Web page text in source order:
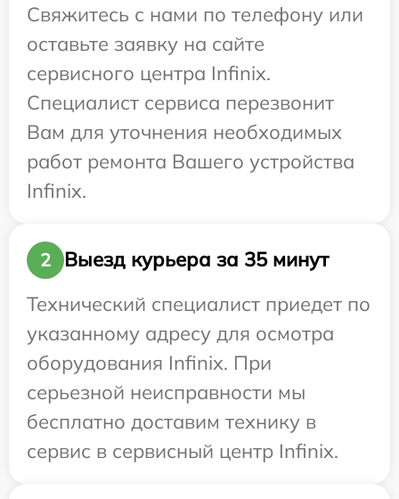
Свяжитесь с нами по телефону или
оставьте заявку на сайте
сервисного центра Infinix.
Специалист сервиса перезвонит
Вам для уточнения необходимых
работ ремонта Вашего устройства
Infinix.
2
Выезд курьера за 35 минут
Технический специалист приедет по
указанному адресу для осмотра
оборудования Infinix. При
серьезной неисправности мы
бесплатно доставим технику в
сервис в сервисный центр Infinix.